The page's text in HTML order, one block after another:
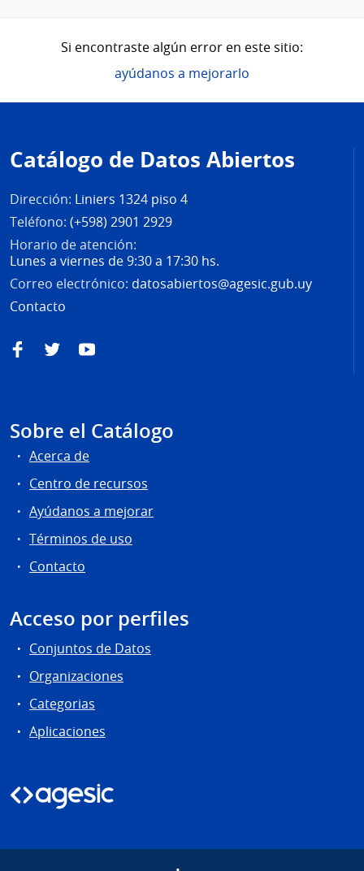
Si encontraste algún error en este sitio:
ayúdanos a mejorarlo
de
página
Catálogo de Datos Abiertos
Dirección: Liniers 1324 piso 4
Teléfono: (+598) 2901 2929
Horario de atención:
Lunes a viernes de 9:30 a 17:30 hs.
Correo electrónico: datosabiertos@agesic.gub.uy
Contacto
FacebookTwitterYouTube
Sobre el Catálogo
Acerca de
Centro de recursos
Ayúdanos a mejorar
Términos de uso
Contacto
Acceso por perfiles
Conjuntos de Datos
Organizaciones
Categorias
Aplicaciones